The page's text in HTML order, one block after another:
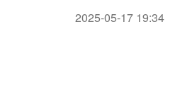
2025-05-17 19:34